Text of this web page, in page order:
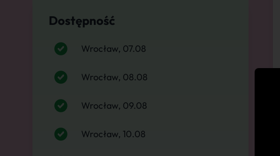
Dostępność
Wrocław, 07.08
Wrocław, 08.08
Wrocław, 09.08
Wrocław, 10.08